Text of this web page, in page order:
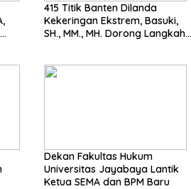
415 Titik Banten Dilanda
Kekeringan Ekstrem, Basuki,
SH., MM., MH. Dorong Langkah
Dekan Fakultas Hukum
Universitas Jayabaya Lantik
Ketua SEMA dan BPM Baru